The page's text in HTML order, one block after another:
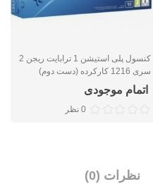
کنسول پلی استیشن 1 ترابایت ریجن 2
سری 1216 کارکرده (دست دوم)
اتمام موجودی
0 نظر
نظرات (0)